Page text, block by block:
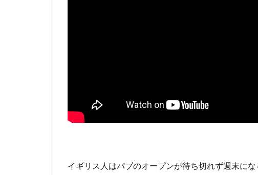
イギリス人はパブのオープンが待ち切れず週末に